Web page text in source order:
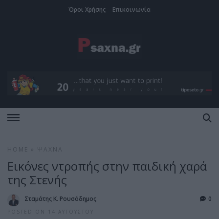
Όροι Χρήσης Επικοινωνία
HOME ΨΑΧΝΆ
Εικόνες ντροπής στην παιδική χαρά
της Στενής
Σταμάτης Κ. Ρουσόδημος
POSTED ON 14 ΑΥΓΟΎΣΤΟΥ
0